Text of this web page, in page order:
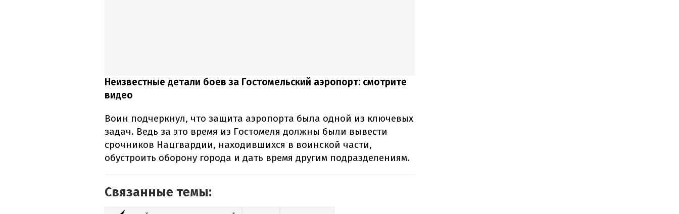
Неизвестные детали боев за Гостомельский аэропорт: смотрите
видео
Воин подчеркнул, что защита аэропорта была одной из ключевых
задач. Ведь за это время из Гостомеля должны были вывести
срочников Нацгвардии, находившихся в воинской части,
обустроить оборону города и дать время другим подразделениям.
Связанные темы: